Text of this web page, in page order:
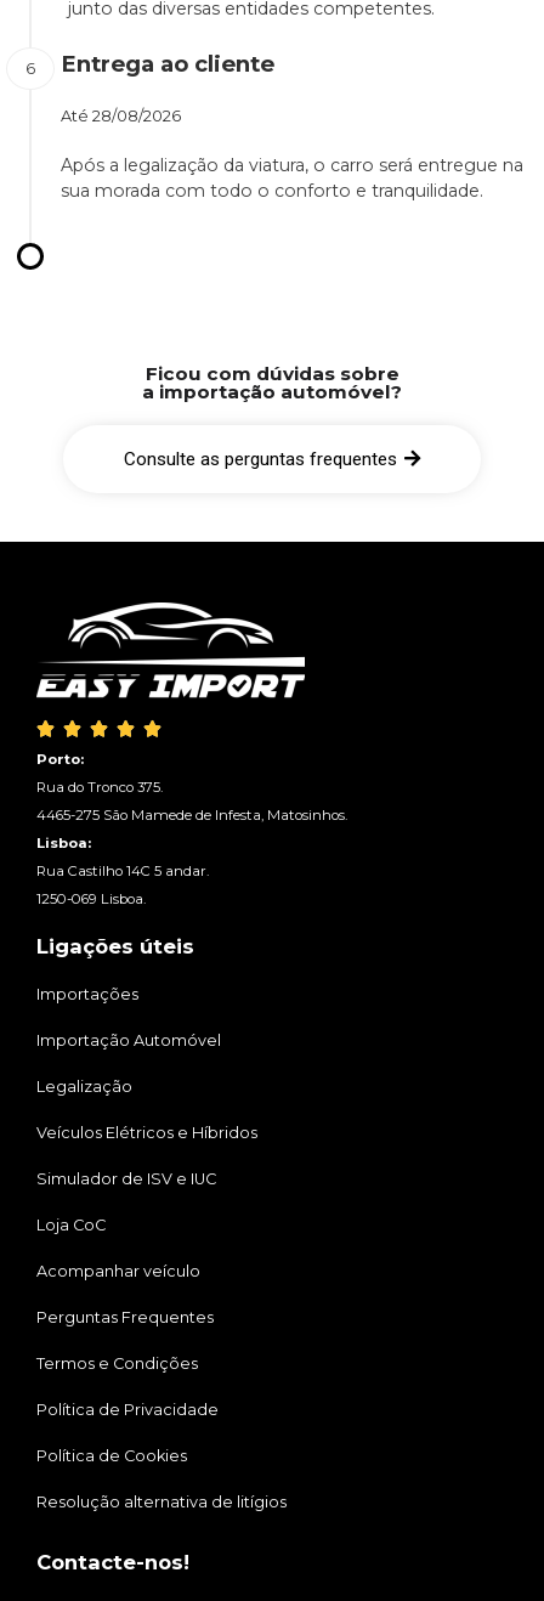
junto das diversas entidades competentes.
Entrega ao cliente
Até 28/08/2026
Após a legalização da viatura, o carro será entregue na
sua morada com todo o conforto e tranquilidade.
Ficou com dúvidas sobre
a importação automóvel?
Consulte as perguntas frequentes
    
Porto:
Rua do Tronco 375.
4465-275 São Mamede de Infesta, Matosinhos.
Lisboa:
Rua Castilho 14C 5 andar.
1250-069 Lisboa.
Ligações úteis
Importações
Importação Automóvel
Legalização
Veículos Elétricos e Híbridos
Simulador de ISV e IUC
Loja CoC
Acompanhar veículo
Perguntas Frequentes
Termos e Condições
Política de Privacidade
Política de Cookies
Resolução alternativa de litígios
Contacte-nos!